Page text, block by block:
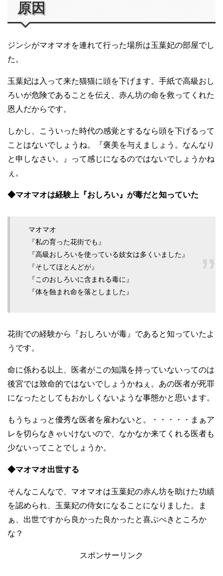
原因
ジンシがマオマオを連れて行った場所は玉葉妃の部屋でし
た。
玉葉妃は入って来た猫猫に頭を下げます。手紙で高級おし
ろいが危険であることを伝え、赤ん坊の命を救ってくれた
恩人だからです。
しかし、こういった時代の感覚とするなら頭を下げるって
ことはないでしょうね。『褒美を与えましょう。なんなり
と申しなさい。』って感じになるのではないでしょうかね
ぇ。
◆マオマオは経験上『おしろい』が毒だと知っていた
マオマオ
『私の育った花街でも』
『高級おしろいを使っている妓女は多くいました』
『そしてほとんどが』
『このおしろいに含まれる毒に』
『体を蝕まれ命を落としました』
花街での経験から『おしろいが毒』であると知っていたよ
うです。
命に係わる以上、医者がこの知識を持っていないってのは
後宮では致命的ではないでしょうかねぇ。あの医者が死罪
になったとしてもおかしくないような事態かと思います。
もうちょっと優秀な医者を雇わないと。・・・・・まぁア
レを切らなきゃいけないので、なかなか来てくれる医者も
少ないってことでしょうか。
◆マオマオ出世する
そんなこんなで、マオマオは玉葉妃の赤ん坊を助けた功績
を認められ、玉葉妃の侍女になることになりました。ま
ぁ、出世ですから良かった良かったと喜ぶべきところか
な？
スポンサーリンク